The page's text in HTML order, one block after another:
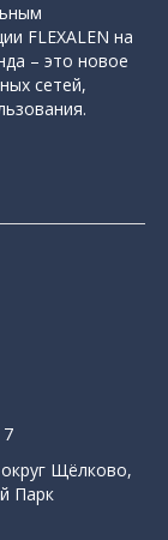
FLEXALEN на
– это новое
сетей,
7
Щёлково,
Парк